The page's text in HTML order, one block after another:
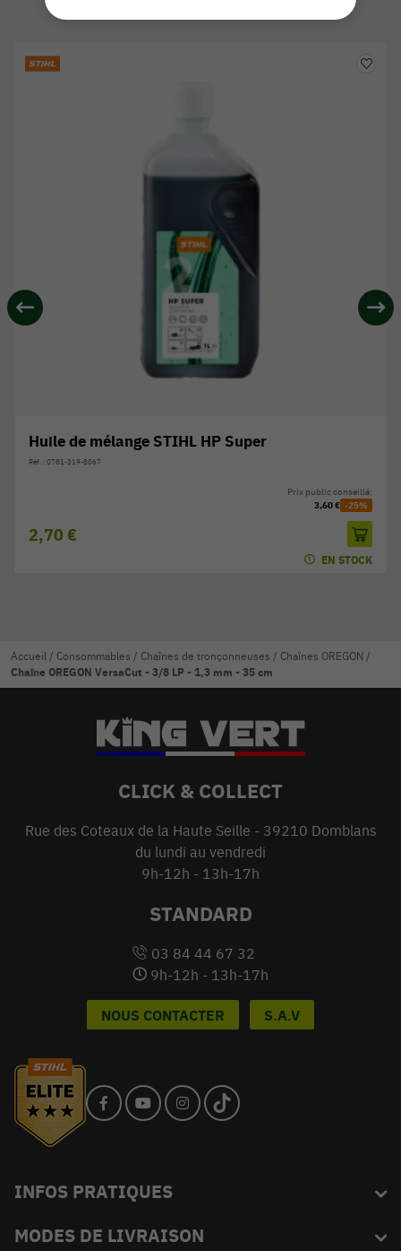
Huile de mélange STIHL HP Super
Réf. : 0781-319-8067
2,70 €
Prix public conseillé:
3,60 € -25%
EN STOCK
Accueil / Consommables / Chaînes de tronçonneuses / Chaînes OREGON /
Chaîne OREGON VersaCut - 3/8 LP - 1,3 mm - 35 cm
CLICK & COLLECT
Rue des Coteaux de la Haute Seille - 39210 Domblans
du lundi au vendredi
9h-12h - 13h-17h
STANDARD
03 84 44 67 32
9h-12h - 13h-17h
NOUS CONTACTER S.A.V
INFOS PRATIQUES
MODES DE LIVRAISON